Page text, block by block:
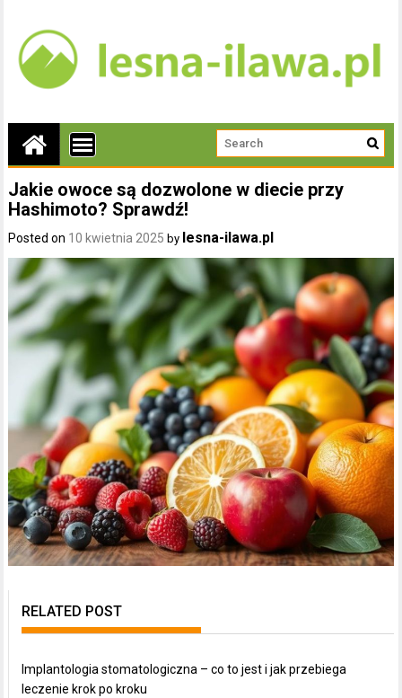
Jakie owoce są dozwolone w diecie przy
Hashimoto? Sprawdź!
Posted on 10 kwietnia 2025 by lesna-ilawa.pl
RELATED POST
Implantologia stomatologiczna – co to jest i jak przebiega
leczenie krok po kroku